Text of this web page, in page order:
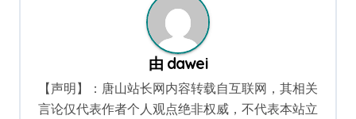
由 dawei
【声明】：唐山站长网内容转载自互联网，其相关
言论仅代表作者个人观点绝非权威，不代表本站立